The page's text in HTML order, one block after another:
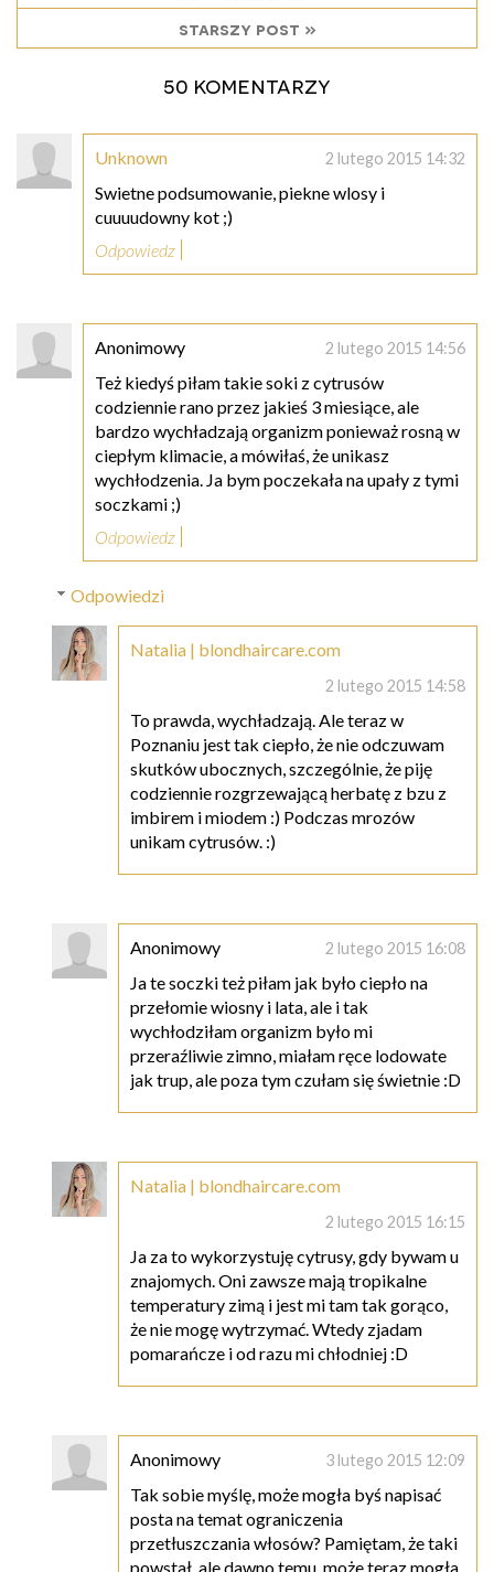
starszy post »
50 komentarzy
Unknown 2 lutego 2015 14:32
Swietne podsumowanie, piekne wlosy i
cuuuudowny kot ;)
Odpowiedz
Anonimowy 2 lutego 2015 14:56
Też kiedyś piłam takie soki z cytrusów
codziennie rano przez jakieś 3 miesiące, ale
bardzo wychładzają organizm ponieważ rosną w
ciepłym klimacie, a mówiłaś, że unikasz
wychłodzenia. Ja bym poczekała na upały z tymi
soczkami ;)
Odpowiedz
Odpowiedzi
Natalia | blondhaircare.com
2 lutego 2015 14:58
To prawda, wychładzają. Ale teraz w
Poznaniu jest tak ciepło, że nie odczuwam
skutków ubocznych, szczególnie, że piję
codziennie rozgrzewającą herbatę z bzu z
imbirem i miodem :) Podczas mrozów
unikam cytrusów. :)
Anonimowy 2 lutego 2015 16:08
Ja te soczki też piłam jak było ciepło na
przełomie wiosny i lata, ale i tak
wychłodziłam organizm było mi
przeraźliwie zimno, miałam ręce lodowate
jak trup, ale poza tym czułam się świetnie :D
Natalia | blondhaircare.com
2 lutego 2015 16:15
Ja za to wykorzystuję cytrusy, gdy bywam u
znajomych. Oni zawsze mają tropikalne
temperatury zimą i jest mi tam tak gorąco,
że nie mogę wytrzymać. Wtedy zjadam
pomarańcze i od razu mi chłodniej :D
Anonimowy 3 lutego 2015 12:09
Tak sobie myślę, może mogła byś napisać
posta na temat ograniczenia
przetłuszczania włosów? Pamiętam, że taki
powstał, ale dawno temu, może teraz mogła